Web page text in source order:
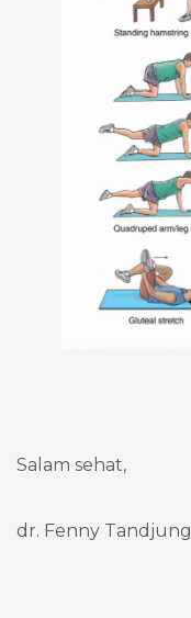
Salam sehat,
dr. Fenny Tandjung